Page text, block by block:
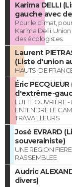
Karima DELLI
gauche avec
Pour le climat,
Karima Delli.
des écologistes.
Laurent
(Liste d'union
HAUTS-DE
Éric
d'extrême-
LUTTE OUVRIÈRE -
ENTENDRE LE
TRAVAILLEURS
José EVRARD
souverainiste)
UNE REGION
RASSEMBLEE
Audric
divers)